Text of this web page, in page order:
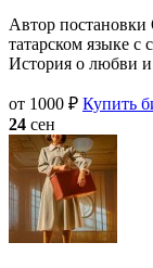
Автор
татарском языке
История о любви и
от 1000 ₽ Купить
24 сен